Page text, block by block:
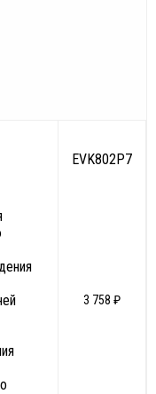
EVK802P7
3 758 ₽